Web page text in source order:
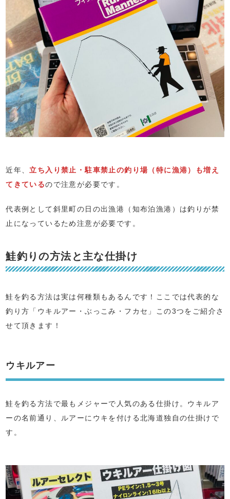
近年、立ち入り禁止・駐車禁止の釣り場（特に漁港）
も増え
てきているので注意が必要です。
代表例として斜里町の日の出漁港（知布泊漁港）は釣りが禁
止になっているため注意が必要です。
鮭釣りの方法と主な仕掛け
鮭を釣る方法は実は何種類もあるんです！ここでは代表的な
釣り方「ウキルアー・ぶっこみ・フカセ」この3つをご紹介さ
せて頂きます！
ウキルアー
鮭を釣る方法で最もメジャーで人気のある仕掛け。ウキルア
ーの名前通り、ルアーにウキを付ける北海道独自の仕掛けで
す。